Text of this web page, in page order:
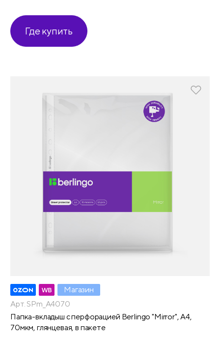
Где купить
Магазин
Арт. SPm_A4070
Папка-вкладыш с перфорацией Berlingo "Mirror", А4,
70мкм, глянцевая, в пакете